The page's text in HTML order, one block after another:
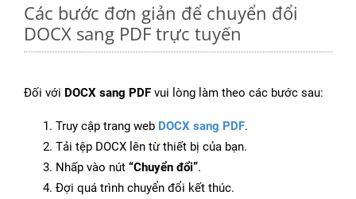
Các bước đơn giản để chuyển đổi
DOCX sang PDF trực tuyến
Đối với DOCX sang PDF vui lòng làm theo các bước sau:
Truy cập trang web DOCX sang PDF.
Tải tệp DOCX lên từ thiết bị của bạn.
Nhấp vào nút “Chuyển đổi”.
Đợi quá trình chuyển đổi kết thúc.